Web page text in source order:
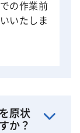
の作業前
いたしま
原状
か？